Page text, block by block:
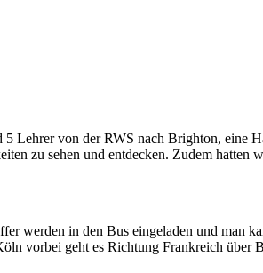
Lehrer von der RWS nach Brighton, eine
zu sehen und entdecken. Zudem
werden in den Bus eingeladen und man
vorbei geht es Richtung Frankreich